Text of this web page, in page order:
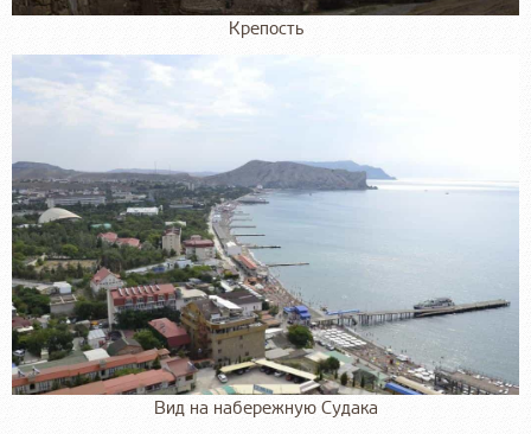
Крепость
Вид на набережную Судака